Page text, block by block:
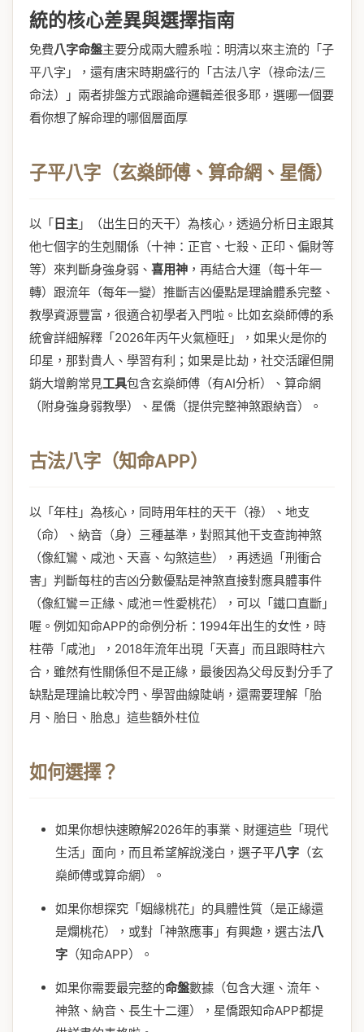
統的核心差異與選擇指南
免費八字命盤主要分成兩大體系啦：明清以來主流的「子
平八字」，還有唐宋時期盛行的「古法八字（祿命法/三
命法）」兩者排盤方式跟論命邏輯差很多耶，選哪一個要
看你想了解命理的哪個層面厚
子平八字（玄燊師傅、算命網、星僑）
以「日主 」（出生日的天干）為核心，透過分析日主跟其
他七個字的生剋關係（十神：正官、七殺、正印、偏財等
等）來判斷身強身弱、 喜用神 ，再結合大運（每十年一
轉）跟流年（每年一變）推斷吉凶優點是理論體系完整、
教學資源豐富，很適合初學者入門啦。比如玄燊師傅的系
統會詳細解釋「2026年丙午火氣極旺」，如果火是你的
印星，那對貴人、學習有利；如果是比劫，社交活躍但開
銷大增齁常見工具包含玄燊師傅（有AI分析）、算命網
（附身強身弱教學）、星僑（提供完整神煞跟納音）。
古法八字（知命APP）
以「年柱」為核心，同時用年柱的天干（祿）、地支
（命）、納音（身）三種基準，對照其他干支查詢神煞
（像紅鸞、咸池、天喜、勾煞這些），再透過「刑衝合
害」判斷每柱的吉凶分數優點是神煞直接對應具體事件
（像紅鸞＝正緣、咸池＝性愛桃花），可以「鐵口直斷」
喔。例如知命APP的命例分析：1994年出生的女性，時
柱帶「咸池」，2018年流年出現「天喜」而且跟時柱六
合，雖然有性關係但不是正緣，最後因為父母反對分手了
缺點是理論比較冷門、學習曲線陡峭，還需要理解「胎
月、胎日、胎息」這些額外柱位
如何選擇？
如果你想快速瞭解2026年的事業、財運這些「現代
生活」面向，而且希望解說淺白，選子平八字 （玄
燊師傅或算命網）。
如果你想探究「姻緣桃花」的具體性質（是正緣還
是爛桃花），或對「神煞應事」有興趣，選古法八
字 （知命APP）。
如果你需要最完整的命盤數據（包含大運、流年、
神煞、納音、長生十二運），星僑跟知命APP都提